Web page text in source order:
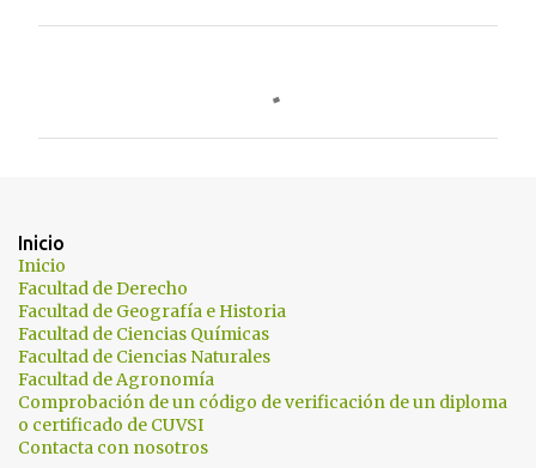
a
r
i
o
s
Inicio
Inicio
Facultad de Derecho
Facultad de Geografía e Historia
Facultad de Ciencias Químicas
Facultad de Ciencias Naturales
Facultad de Agronomía
Comprobación de un código de verificación de un diploma
o certificado de CUVSI
Contacta con nosotros